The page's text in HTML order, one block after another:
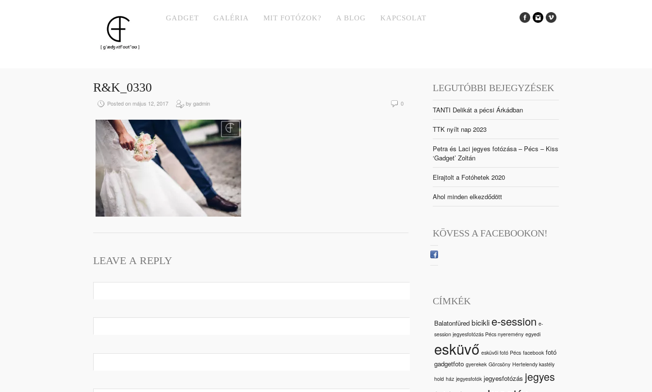
GADGET GALÉRIA MIT FOTÓZOK? A BLOG KAPCSOLAT
R&K_0330
Posted on május 12, 2017 by gadmin 0
LEAVE A REPLY
LEGUTÓBBI BEJEGYZÉSEK
TANTI Delikát a pécsi Árkádban
TTK nyílt nap 2023
Petra és Laci jegyes fotózása – Pécs – Kiss
‘Gadget’ Zoltán
Elrajtolt a Fotóhetek 2020
Ahol minden elkezdődött
KÖVESS A FACEBOOKON!
CÍMKÉK
Balatonfüred bicikli e-session e-
session jegyesfotózás Pécs nyeremény egyedi
esküvő esküvői fotó Pécs facebook fotó
gadgetfoto gyerekek Görcsöny Hertelendy kastély
hold ház jegyesfotók jegyesfotózás jegyes